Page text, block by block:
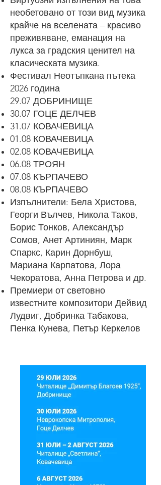
необетовано от този вид музика
крайче на вселената – красиво
преживяване, еманация на
лукса за градския ценител на
класическата музика.
Фестивал Неотъпкана пътека
2026 година
29.07 ДОБРИНИЩЕ
30.07 ГОЦЕ ДЕЛЧЕВ
31.07 КОВАЧЕВИЦА
01.08 КОВАЧЕВИЦА
02.08 КОВАЧЕВИЦА
06.08 ТРОЯН
07.08 КЪРПАЧЕВО
08.08 КЪРПАЧЕВО
Изпълнители: Бела Христова,
Георги Вълчев, Никола Таков,
Борис Тонков, Александър
Сомов, Анет Артиниян, Марк
Спаркс, Карин Дорнбуш,
Мариана Карпатова, Лора
Чекоратова, Анна Петрова и др.
Премиери от световно
известните композитори Дейвид
Лудвиг, Добринка Табакова,
Пенка Кунева, Петър Керкелов